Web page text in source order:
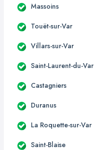
Massoins
Touët-sur-Var
Villars-sur-Var
Saint-Laurent-du-Var
Castagniers
Duranus
La Roquette-sur-Var
Saint-Blaise